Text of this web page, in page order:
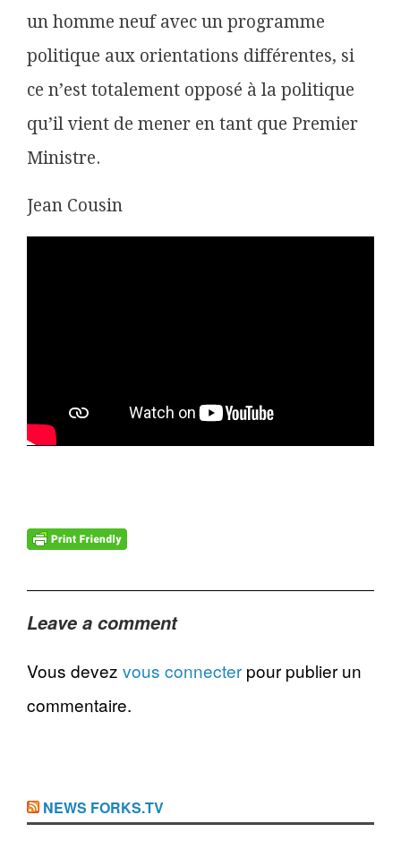
un homme neuf avec un programme
politique aux orientations différentes, si
ce n’est totalement opposé à la politique
qu’il vient de mener en tant que Premier
Ministre.
Jean Cousin
Leave a comment
Vous devez vous connecter pour publier un
commentaire.
NEWS FORKS.TV